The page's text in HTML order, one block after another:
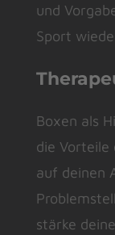
und
Sport
Boxen als
die Vorteile
auf deinen
stärke